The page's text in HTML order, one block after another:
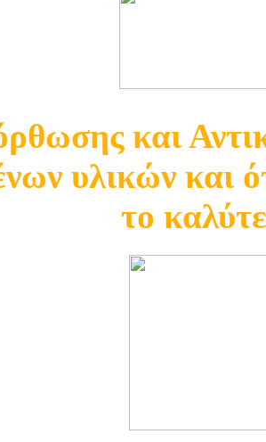
και
υλικών και
το